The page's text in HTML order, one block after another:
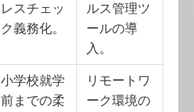
レスチェッ
ク義務化。
ルス管理ツ
ールの導
入。
小学校就学
前までの柔
リモートワ
ーク環境の